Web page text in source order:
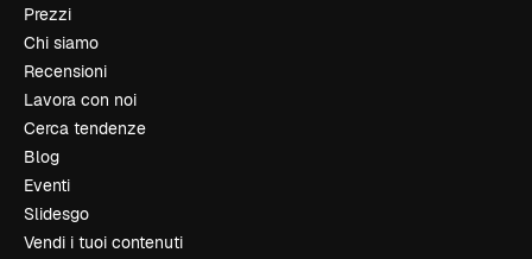
Prezzi
Chi siamo
Recensioni
Lavora con noi
Cerca tendenze
Blog
Eventi
Slidesgo
Vendi i tuoi contenuti